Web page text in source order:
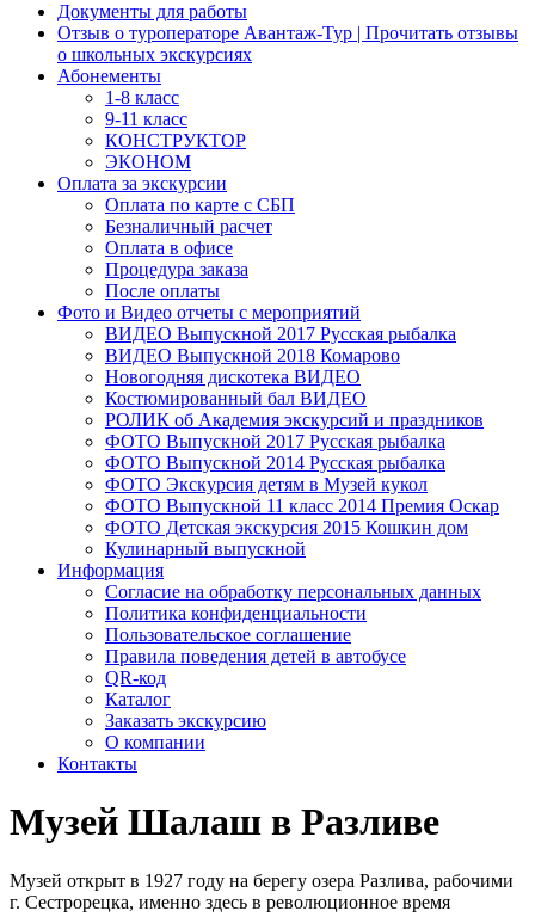
Документы для работы
Отзыв о туроператоре Авантаж-Тур | Прочитать отзывы
о школьных экскурсиях
Абонементы
1-8 класс
9-11 класс
КОНСТРУКТОР
ЭКОНОМ
Оплата за экскурсии
Оплата по карте с СБП
Безналичный расчет
Оплата в офисе
Процедура заказа
После оплаты
Фото и Видео отчеты с мероприятий
ВИДЕО Выпускной 2017 Русская рыбалка
ВИДЕО Выпускной 2018 Комарово
Новогодняя дискотека ВИДЕО
Костюмированный бал ВИДЕО
РОЛИК об Академия экскурсий и праздников
ФОТО Выпускной 2017 Русская рыбалка
ФОТО Выпускной 2014 Русская рыбалка
ФОТО Экскурсия детям в Музей кукол
ФОТО Выпускной 11 класс 2014 Премия Оскар
ФОТО Детская экскурсия 2015 Кошкин дом
Кулинарный выпускной
Информация
Согласие на обработку персональных данных
Политика конфиденциальности
Пользовательское соглашение
Правила поведения детей в автобусе
QR-код
Каталог
Заказать экскурсию
О компании
Контакты
Музей Шалаш в Разливе
Музей открыт в 1927 году на берегу озера Разлива, рабочими
г. Сестрорецка, именно здесь в революционное время